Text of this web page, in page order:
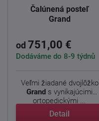
Čalúnená posteľ
Grand
od 751,00 €
Dodáváme do 8-9 týdnů
Veľmi žiadané dvojlôžko
Grand s vynikajúcimi
ortopedickými ...
Detail